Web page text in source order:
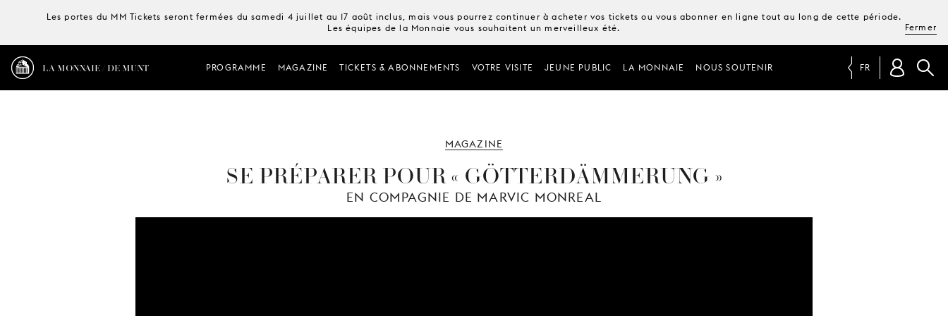
Les portes du MM Tickets seront fermées du samedi 4 juillet au 17 août inclus, mais vous pourrez continuer à acheter vos tickets ou vous abonner en ligne tout au long de cette période.
Les équipes de la Monnaie vous souhaitent un merveilleux été.
Fermer
LA MONNAIE / DE MUNT PROGRAMME MAGAZINE TICKETS & ABONNEMENTS VOTRE VISITE JEUNE PUBLIC LA MONNAIE NOUS SOUTENIR FR
MAGAZINE
SE PRÉPARER POUR « GÖTTERDÄMMERUNG »
EN COMPAGNIE DE MARVIC MONREAL